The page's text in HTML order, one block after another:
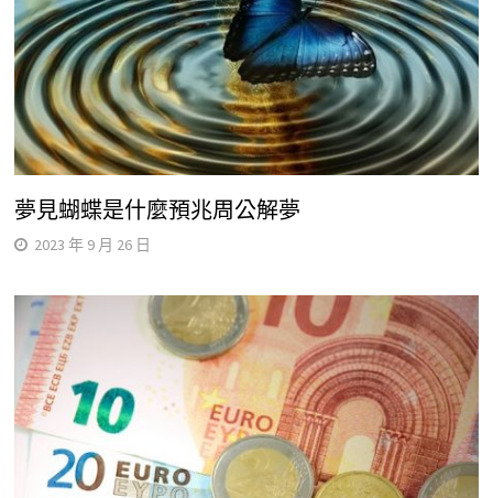
夢見蝴蝶是什麼預兆周公解夢
2023 年 9 月 26 日